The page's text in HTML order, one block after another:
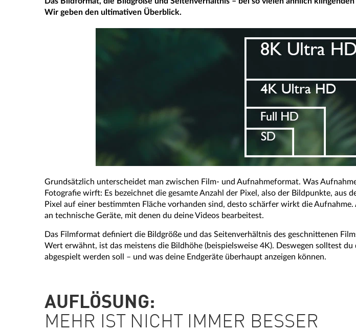
Wir geben den ultimativen Überblick.
Grundsätzlich unterscheidet man zwischen Film- und Aufnahmeformat. Was
Fotografie wirft: Es bezeichnet die gesamte Anzahl der Pixel, also der Bildpunkte, aus
Pixel auf einer bestimmten Fläche vorhanden sind, desto schärfer wirkt die
an technische Geräte, mit denen du deine Videos bearbeitest.
Das Filmformat definiert die Bildgröße und das Seitenverhältnis des geschnittenen
Wert erwähnt, ist das meistens die Bildhöhe (beispielsweise 4K). Deswegen solltest
abgespielt werden soll – und was deine Endgeräte überhaupt anzeigen können.
AUFLÖSUNG:
MEHR IST NICHT IMMER BESSER